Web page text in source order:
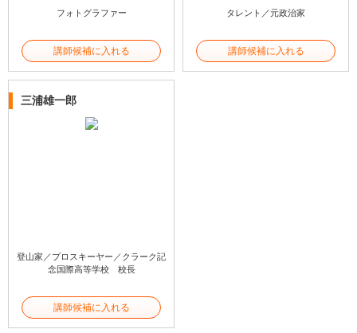
フォトグラファー
講師候補に入れる
タレント／元政治家
講師候補に入れる
三浦雄一郎
登山家／プロスキーヤー／クラーク記
念国際高等学校 校長
講師候補に入れる